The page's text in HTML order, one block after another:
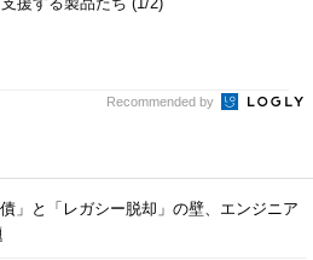
Recommended by
」と「レガシー脱却」の壁、エンジニア